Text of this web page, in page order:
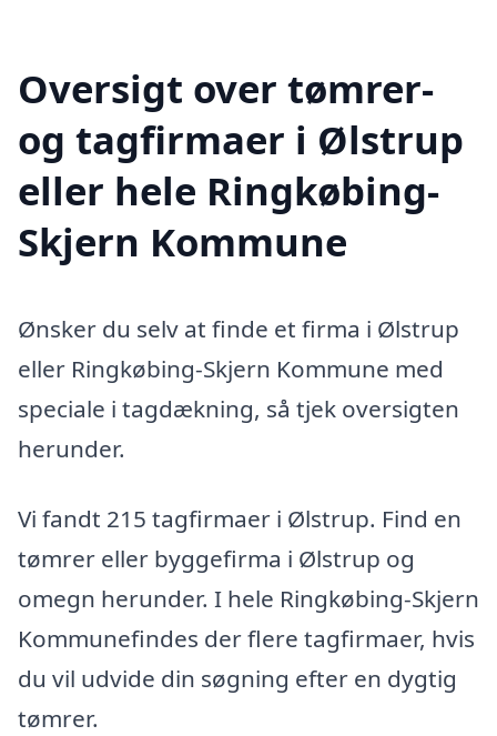
Oversigt over tømrer-
og tagfirmaer i Ølstrup
eller hele Ringkøbing-
Skjern Kommune
Ønsker du selv at finde et firma i Ølstrup
eller Ringkøbing-Skjern Kommune med
speciale i tagdækning, så tjek oversigten
herunder.
Vi fandt 215 tagfirmaer i Ølstrup. Find en
tømrer eller byggefirma i Ølstrup og
omegn herunder. I hele Ringkøbing-Skjern
Kommunefindes der flere tagfirmaer, hvis
du vil udvide din søgning efter en dygtig
tømrer.